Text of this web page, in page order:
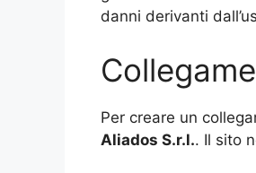
danni derivanti
Per creare un
Aliados S.r.l.. Il sito